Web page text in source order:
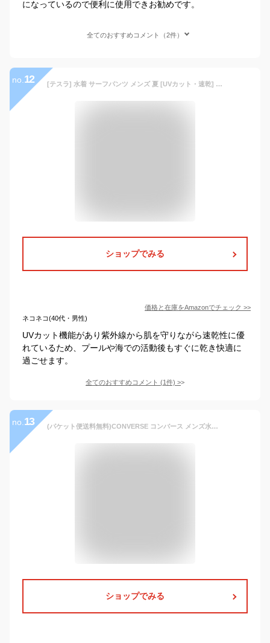
になっているので便利に使用できお勧めです。
全てのおすすめコメント（2件）
no. 12 [テスラ] 水着 サーフパンツ メンズ 夏 [UVカット・速乾] 海パン ボードショーツ 海水パンツ 水泳パンツ 水陸両用 スイムウェア サーフトランクス スイミングパンツ スイムパンツ インナー付き 男性 大きいサイズ MSB31-JPBLK_32
ショップでみる
価格と在庫をAmazonでチェック >>
ネコネコ(40代・男性)
UVカット機能があり紫外線から肌を守りながら速乾性に優
れているため、プールや海での活動後もすぐに乾き快適に
過ごせます。
全てのおすすめコメント (1件) >
no. 13 (パケット便送料無料)CONVERSE コンバース メンズ水着 カモボーダー サーフパンツ 内衣付き ファスナーポケット 814403
ショップでみる